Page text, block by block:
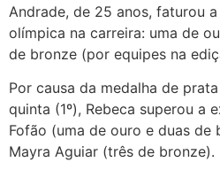
Andrade, de 25 anos, faturou
olímpica na carreira: uma de
de bronze (por equipes na
Por causa da medalha de
quinta (1º), Rebeca superou a
Fofão (uma de ouro e duas de
Mayra Aguiar (três de bronze).